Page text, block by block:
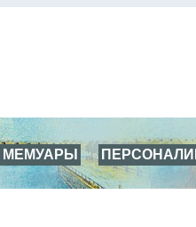
МЕМУАРЫ